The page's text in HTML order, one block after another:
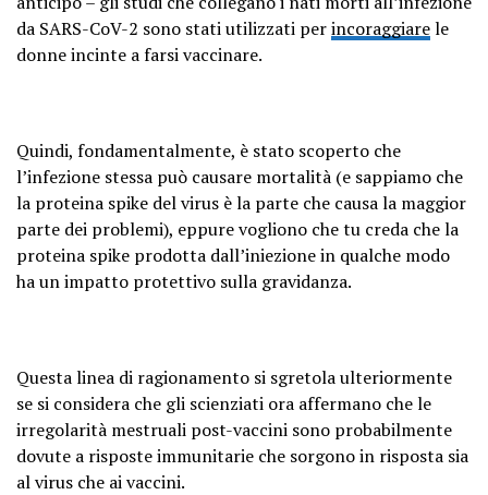
da SARS-CoV-2 sono stati utilizzati perincoraggiarele
donne incinte a farsi vaccinare.
Quindi, fondamentalmente, è stato scoperto che
l’infezione stessa può causare mortalità (e sappiamo che
la proteina spike del virus è la parte che causa la maggior
parte dei problemi), eppure vogliono che tu creda che la
proteina spike prodotta dall’iniezione in qualche modo
ha un impatto protettivo sulla gravidanza.
Questa linea di ragionamento si sgretola ulteriormente
se si considera che gli scienziati ora affermano che le
irregolarità mestruali post-vaccini sono probabilmente
dovute a risposte immunitarie che sorgono in risposta sia
al virus che ai vaccini.